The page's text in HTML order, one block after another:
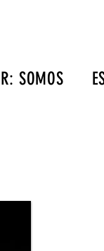
SOMOS